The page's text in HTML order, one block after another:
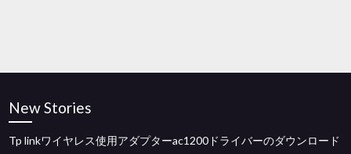
New Stories
Tp linkワイヤレス使用アダプターac1200ドライバーのダウンロード